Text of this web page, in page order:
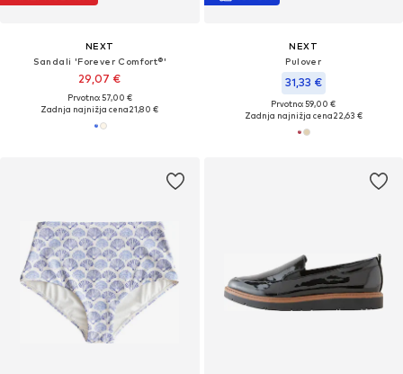
NEXT
Sandali 'Forever Comfort®'
29,07 €
Prvotno: 57,00 €
Zadnja najnižja cena21,80 €
NEXT
Pulover
31,33 €
Prvotno: 59,00 €
Zadnja najnižja cena22,63 €